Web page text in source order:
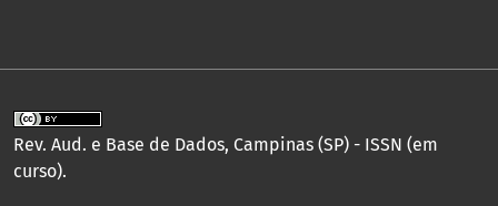
Rev. Aud. e Base de Dados, Campinas (SP) - ISSN (em
curso).